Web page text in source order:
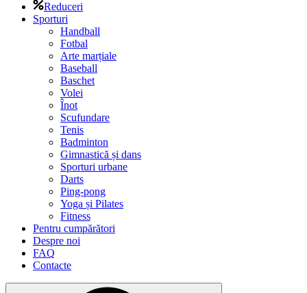
Reduceri
Sporturi
Handball
Fotbal
Arte marțiale
Baseball
Baschet
Volei
Înot
Scufundare
Tenis
Badminton
Gimnastică și dans
Sporturi urbane
Darts
Ping-pong
Yoga și Pilates
Fitness
Pentru cumpărători
Despre noi
FAQ
Contacte